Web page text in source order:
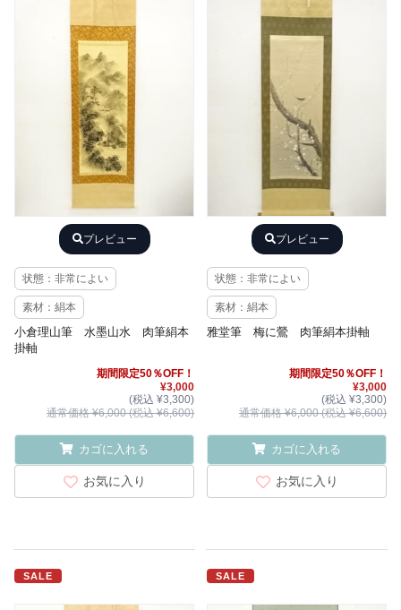
プレビュー
状態：非常によい
素材：絹本
小倉理山筆 水墨山水 肉筆絹本
掛軸
期間限定50％OFF！
¥3,000
(税込 ¥3,300)
通常価格 ¥6,000 (税込 ¥6,600)
カゴに入れる
お気に入り
プレビュー
状態：非常によい
素材：絹本
雅堂筆 梅に鶯 肉筆絹本掛軸
期間限定50％OFF！
¥3,000
(税込 ¥3,300)
通常価格 ¥6,000 (税込 ¥6,600)
カゴに入れる
お気に入り
SALE SALE